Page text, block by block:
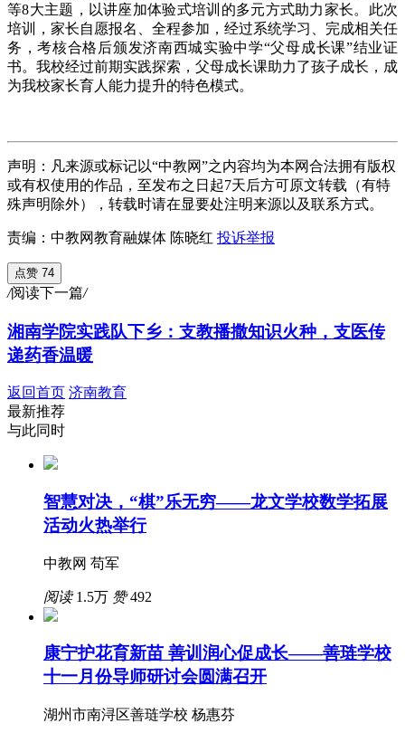
等8大主题，以讲座加体验式培训的多元方式助力家长。此次
培训，家长自愿报名、全程参加，经过系统学习、完成相关任
务，考核合格后颁发济南西城实验中学“父母成长课”结业证
书。我校经过前期实践探索，父母成长课助力了孩子成长，成
为我校家长育人能力提升的特色模式。
声明：凡来源或标记以“中教网”之内容均为本网合法拥有版权
或有权使用的作品，至发布之日起7天后方可原文转载（有特
殊声明除外），转载时请在显要处注明来源以及联系方式。
责编：中教网教育融媒体 陈晓红 投诉举报
点赞 74
/阅读下一篇/
湘南学院实践队下乡：支教播撒知识火种，支医传
递药香温暖
返回首页 济南教育
最新推荐
与此同时
智慧对决，“棋”乐无穷——龙文学校数学拓展
活动火热举行
中教网 苟军
阅读1.5万 赞492
康宁护花育新苗 善训润心促成长——善琏学校
十一月份导师研讨会圆满召开
湖州市南浔区善琏学校 杨惠芬